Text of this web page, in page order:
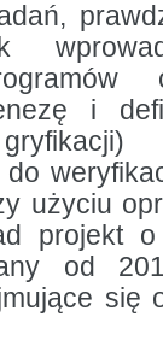
i
użyciu
projekt
od
się